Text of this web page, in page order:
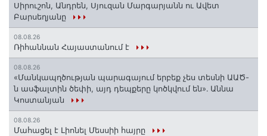
Սիրուշոն, Անդրեն, Սյուզան Մարգարյանն ու Ավետ
Բարսեղյանը
08.08.26
Ռիհաննան Հայաստանում է
08.08.26
«Մանկապղծության պարագայում երբեք չես տեսնի ԱԱԾ-
ն ասֆալտին ծեփի, այդ դեպքերը կոծկվում են»․ Աննա
Կոստանյան
08.08.26
Մահացել է Լիոնել Մեսսիի հայրը